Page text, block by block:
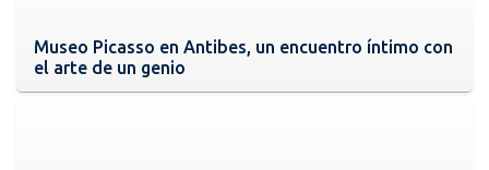
Museo Picasso en Antibes, un encuentro íntimo con
el arte de un genio